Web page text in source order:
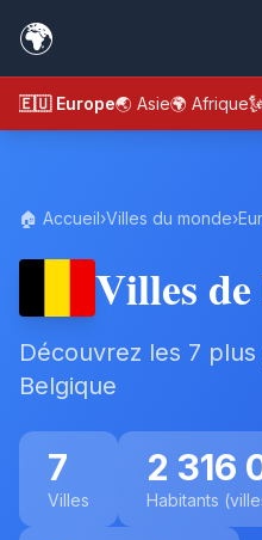
🌍
🇪🇺 Europe🌏 Asie🌍 Afrique
🏠 Accueil›Villes du monde›
Villes de
Découvrez les 7 plus
Belgique
7
Villes
2 316
Habitants